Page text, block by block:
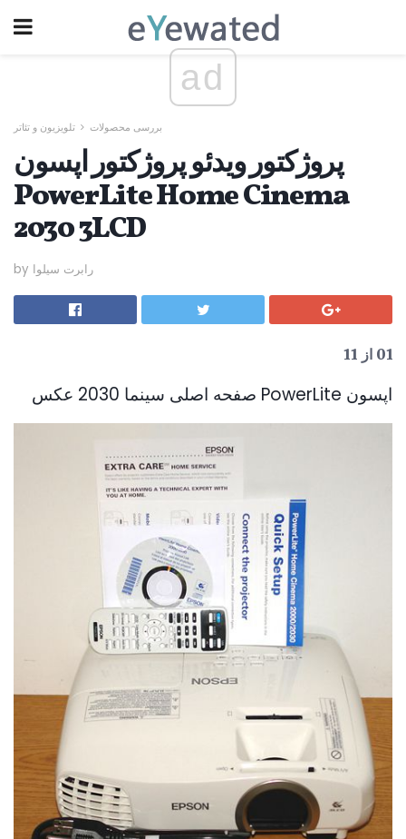
ad
بررسی محصولات تلویزیون و تئاتر
پروژکتور ویدئو پروژکتور اپسون
PowerLite Home Cinema
2030 3LCD
by رابرت سیلوا
01 از 11
اپسون PowerLite صفحه اصلی سینما 2030 عکس